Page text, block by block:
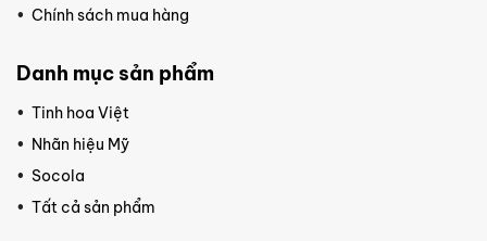
Chính sách mua hàng
Danh mục sản phẩm
Tinh hoa Việt
Nhãn hiệu Mỹ
Socola
Tất cả sản phẩm